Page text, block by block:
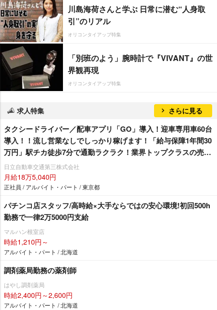
川島海荷さんと学ぶ 日常に潜む“人身取
引”のリアル
オリコンタイアップ特集
「別班のよう」腕時計で『VIVANT』の世
界観再現
オリコンタイアップ特集
求人特集 さらに見る
タクシードライバー／配車アプリ「GO」導入！迎車専用車60台
導入！！流し営業なしでしっかり稼げます！「給与保障1年間30
万円」駅チカ徒歩7分で通勤ラクラク！業界トップクラスの売上
を誇る日本交通グループ加盟の日立自動車交通です！未経験で
も安心！充実した教育制度！最大20万円生活支援金制度導入2駅
利用可能でアクセス抜群！
日立自動車交通第三株式会社
月給18万5,040円
正社員 / アルバイト・パート / 東京都
パチンコ店スタッフ/高時給×大手ならではの安心環境!初回500h
勤務で一律2万5000円支給
マルハン根室店
時給1,210円～
アルバイト・パート / 北海道
調剤薬局勤務の薬剤師
はやし調剤薬局
時給2,400円～2,600円
アルバイト・パート / 北海道